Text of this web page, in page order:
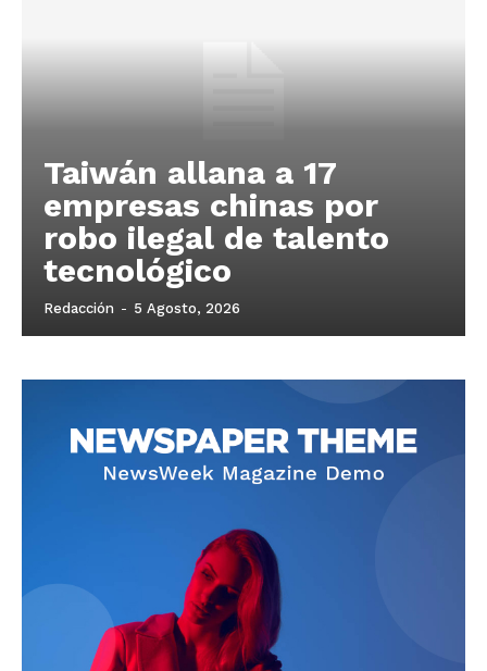
Taiwán allana a 17
empresas chinas por
robo ilegal de talento
tecnológico
Redacción - 5 Agosto, 2026